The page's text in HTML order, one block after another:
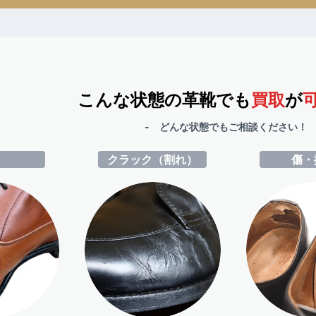
こんな状態の革靴でも買取が
- どんな状態でもご相談ください
クラック（割れ） 傷